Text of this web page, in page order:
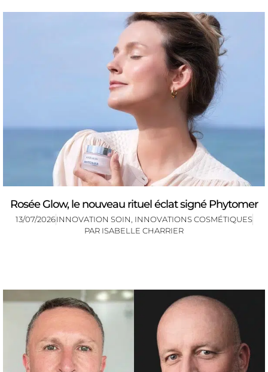
Rosée Glow, le nouveau rituel éclat signé Phytomer
13/07/2026INNOVATION SOIN INNOVATIONS COSMÉTIQUES
PAR ISABELLE CHARRIER